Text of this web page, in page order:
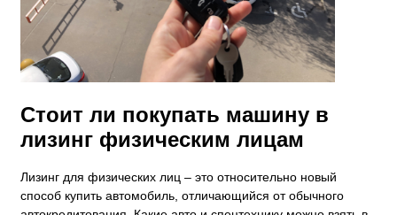
Стоит ли покупать машину в
лизинг физическим лицам
Лизинг для физических лиц – это относительно новый
способ купить автомобиль, отличающийся от обычного